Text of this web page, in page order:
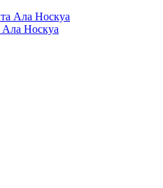
Ала Носкуа